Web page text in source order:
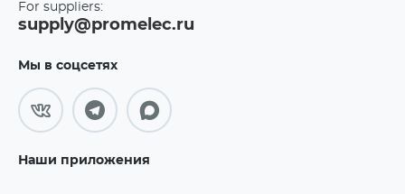
For suppliers:
supply@promelec.ru
Мы в соцсетях
Наши приложения